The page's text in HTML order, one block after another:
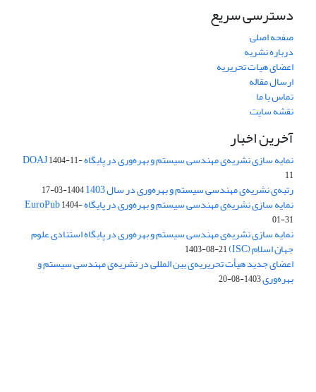
دسترسی سریع
صفحه اصلی
درباره نشریه
اعضای هیات تحریریه
ارسال مقاله
تماس با ما
نقشه سایت
آخرین اخبار
نمایه سازی نشریه‌ی مهندسی سیستم و بهره‌وری در پایگاه DOAJ1404-11-
11
رتبه‌ی نشریه‌ی مهندسی سیستم و بهره‌وری در سال 1403 1404-03-17
نمایه سازی نشریه‌ی مهندسی سیستم و بهره‌وری در پایگاه EuroPub1404-
01-31
نمایه سازی نشریه‌ی مهندسی سیستم و بهره‌وری در پایگاه استنادی علوم
جهان اسلام (ISC) 1403-08-21
اعضای جدید هیأت تحریریه‌ی بین المللی در نشریه‌ی مهندسی سیستم و
بهره‌وری1403-08-20